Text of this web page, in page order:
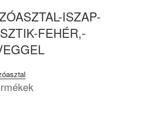
ISZAP-
FEHÉR,-